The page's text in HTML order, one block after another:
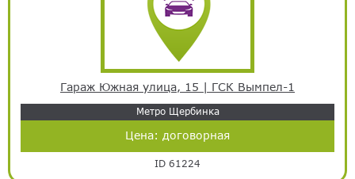
Гараж Южная улица, 15 | ГСК Вымпел-1
Метро Щербинка
Цена: договорная
ID 61224